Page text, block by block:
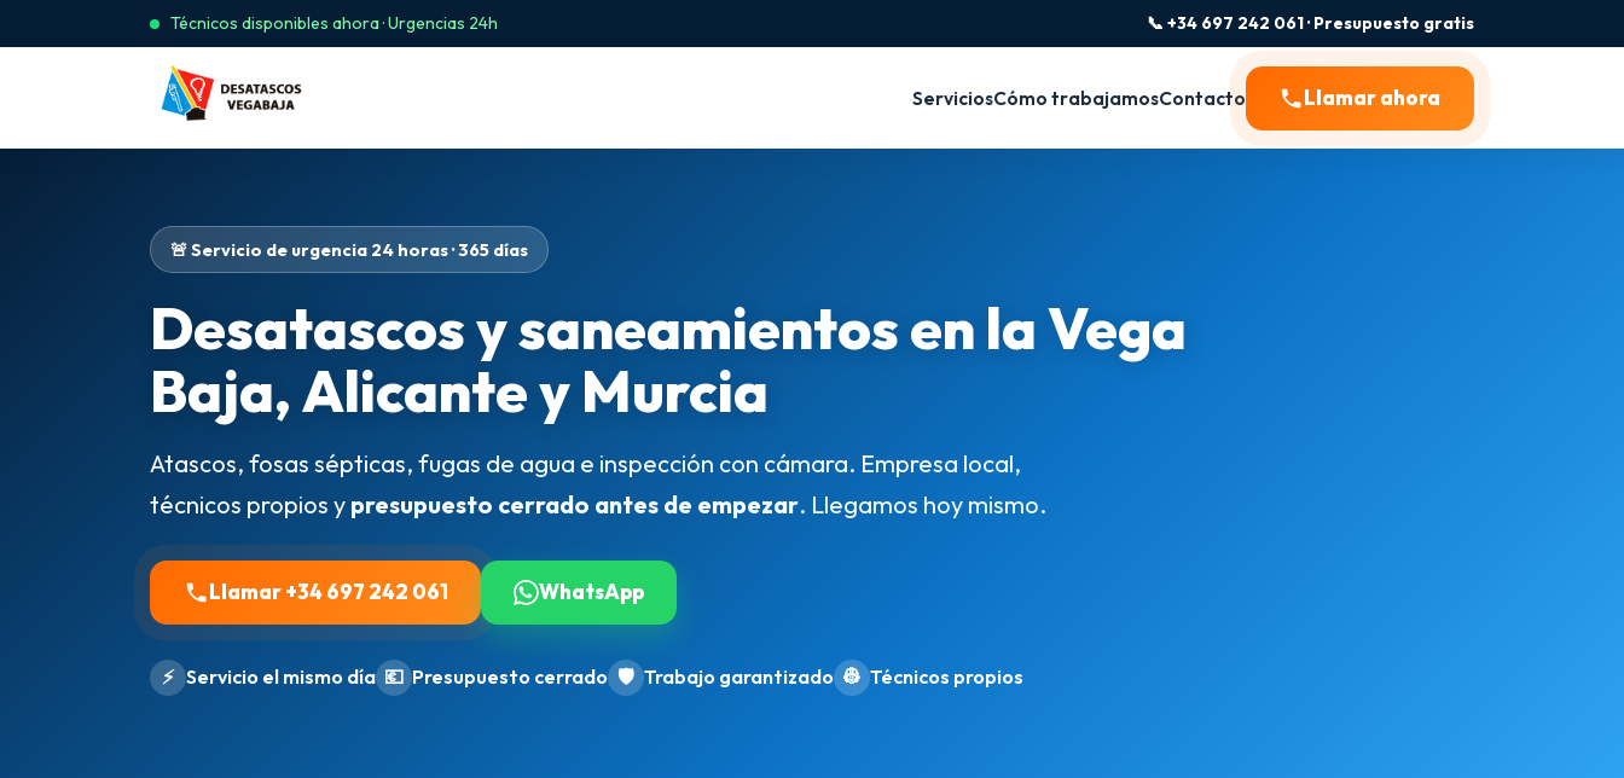
Técnicos disponibles ahora · Urgencias 24h 📞 +34 697 242 061 · Presupuesto gratis
ServiciosCómo trabajamosContacto Llamar ahora
🚨 Servicio de urgencia 24 horas · 365 días
Desatascos y saneamientos en la Vega
Baja, Alicante y Murcia
Atascos, fosas sépticas, fugas de agua e inspección con cámara. Empresa local,
técnicos propios y presupuesto cerrado antes de empezar. Llegamos hoy mismo.
Llamar +34 697 242 061 WhatsApp
⚡ Servicio el mismo día 💶 Presupuesto cerrado 🛡️ Trabajo garantizado 👷 Técnicos propios